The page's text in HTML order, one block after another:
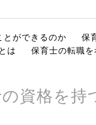
とができるのか
保
は
保育士の転職
資格を持